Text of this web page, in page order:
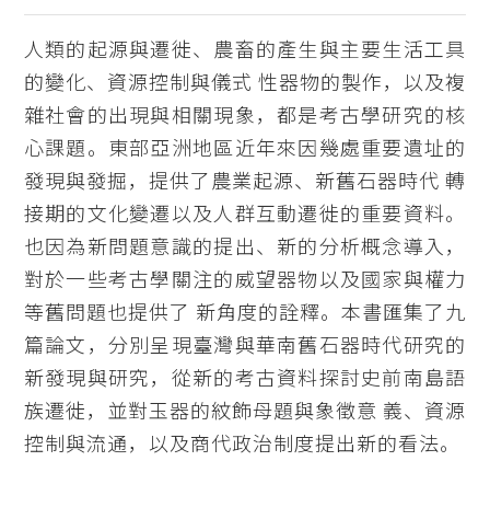
人類的起源與遷徙、農畜的產生與主要生活工具
的變化、資源控制與儀式 性器物的製作，以及複
雜社會的出現與相關現象，都是考古學研究的核
心課題。東部亞洲地區近年來因幾處重要遺址的
發現與發掘，提供了農業起源、新舊石器時代 轉
接期的文化變遷以及人群互動遷徙的重要資料。
也因為新問題意識的提出、新的分析概念導入，
對於一些考古學關注的威望器物以及國家與權力
等舊問題也提供了 新角度的詮釋。本書匯集了九
篇論文，分別呈現臺灣與華南舊石器時代研究的
新發現與研究，從新的考古資料探討史前南島語
族遷徙，並對玉器的紋飾母題與象徵意 義、資源
控制與流通，以及商代政治制度提出新的看法。